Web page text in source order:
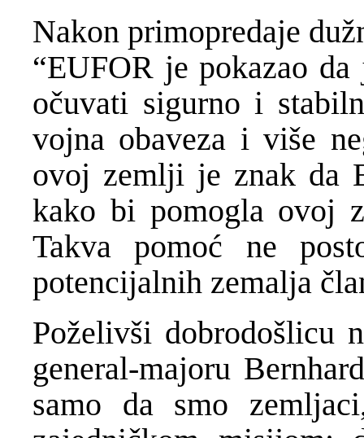
Nakon primopredaje
“EUFOR je pokazao
očuvati sigurno i
vojna obaveza i više
ovoj zemlji je znak da
kako bi pomogla ovoj
Takva pomoć ne
potencijalnih zemalja
Poželivši dobrodošlicu
general-majoru
samo da smo